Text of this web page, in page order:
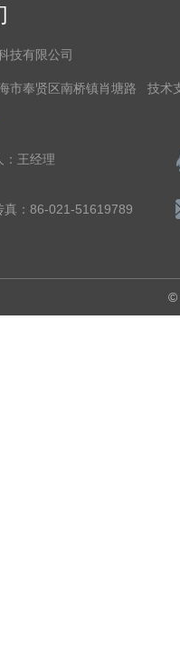
技有限公司
市奉贤区南桥镇肖塘路 技术
：王经理
真：86-021-51619789
©